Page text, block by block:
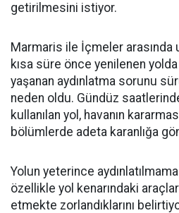
getirilmesini istiyor.
Marmaris ile İçmeler arasında
kısa süre önce yenilenen
yaşanan aydınlatma sorunu
neden oldu. Gündüz
kullanılan yol, havanın
bölümlerde adeta karanlığa
Yolun yeterince
özellikle yol kenarındaki
etmekte zorlandıklarını